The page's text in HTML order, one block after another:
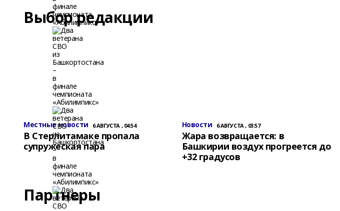
Выбор редакции
Местные новости 6 АВГУСТА , 04:54
В Стерлитамаке пропала
супружеская пара
Новости 6 АВГУСТА , 03:57
Жара возвращается: в
Башкирии воздух прогреется до
+32 градусов
Партнеры